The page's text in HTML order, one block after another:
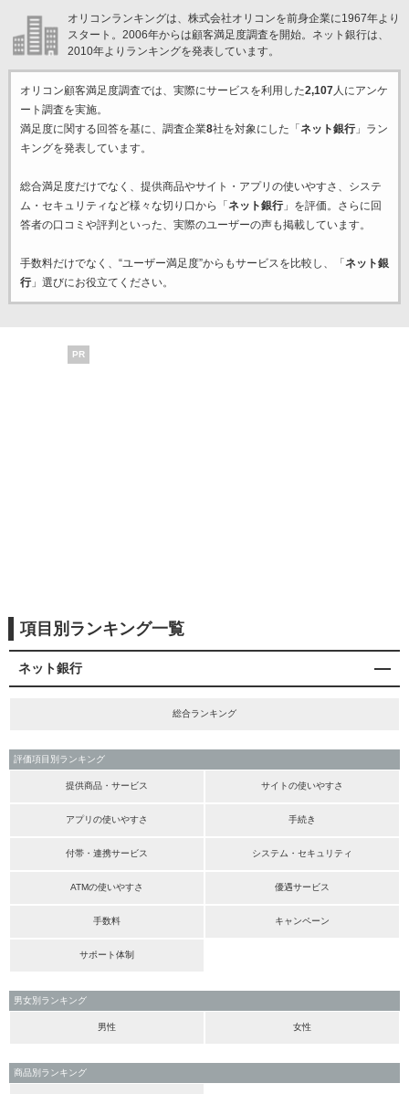
オリコンランキングは、株式会社オリコンを前身企業に1967年より
スタート。2006年からは顧客満足度調査を開始。ネット銀行は、
2010年よりランキングを発表しています。
オリコン顧客満足度調査では、実際にサービスを利用した2,107人にアンケ
ート調査を実施。
満足度に関する回答を基に、調査企業8社を対象にした「 ネット銀行」ラン
キングを発表しています。
総合満足度だけでなく、提供商品やサイト・アプリの使いやすさ、システ
ム・セキュリティなど様々な切り口から「 ネット銀行」を評価。さらに回
答者の口コミや評判といった、実際のユーザーの声も掲載しています。
手数料だけでなく、“ユーザー満足度”からもサービスを比較し、「 ネット銀
行」選びにお役立てください。
PR
項目別ランキング一覧
ネット銀行
総合ランキング
評価項目別ランキング
提供商品・サービス サイトの使いやすさ
アプリの使いやすさ 手続き
付帯・連携サービス システム・セキュリティ
ATMの使いやすさ 優遇サービス
手数料 キャンペーン
サポート体制
男女別ランキング
男性 女性
商品別ランキング